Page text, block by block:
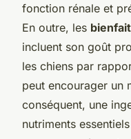
fonction rénale et
En outre, les
incluent son goût
les chiens par
peut encourager un
conséquent, une
nutriments